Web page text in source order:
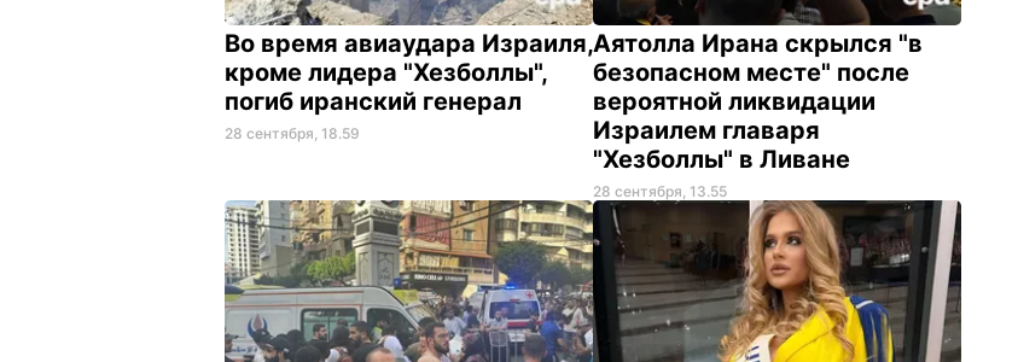
Во время авиаудара Израиля,
кроме лидера "Хезболлы",
погиб иранский генерал
28 сентября, 18.59
Аятолла Ирана скрылся "в
безопасном месте" после
вероятной ликвидации
Израилем главаря
"Хезболлы" в Ливане
28 сентября, 13.55